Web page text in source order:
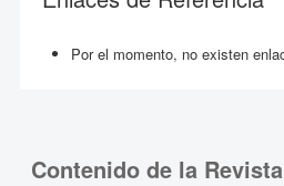
Por el momento, no existen
Contenido de la Revista